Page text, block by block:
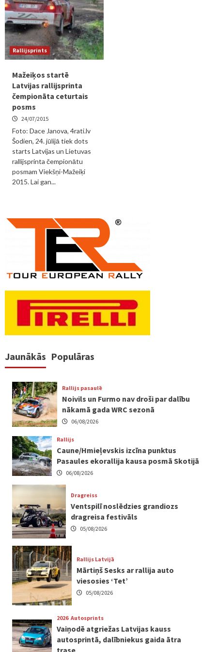
Rallijsprints
Mažeiķos startē
Latvijas rallijsprinta
čempionāta ceturtais
posms
24/07/2015
Foto: Dace Janova, 4rati.lv
Šodien, 24. jūlijā tiek dots
starts Latvijas un Lietuvas
rallijsprinta čempionātu
posmam Viekšņi-Mažeiķi
2015. Lai gan...
Jaunākās Populāras
Rallijs pasaulē
Noivils un Furmo nav droši par dalību
nākamā gada WRC sezonā
06/08/2026
Rallijs
Caune/Hmieļevskis izcīna punktus
Pasaules ekorallija kausa posmā Skotijā
06/08/2026
Dragreiss
Ventspilī noslēdzies grandiozs
dragreisa festivāls
05/08/2026
Rallijs Latvijā
Mārtiņš Sesks ar rallija auto
viesosies ‘Tet’
05/08/2026
2026 Autosprints
Vaiņodē atgriežas Latvijas kauss
autosprintā, dalībniekus gaida ātra